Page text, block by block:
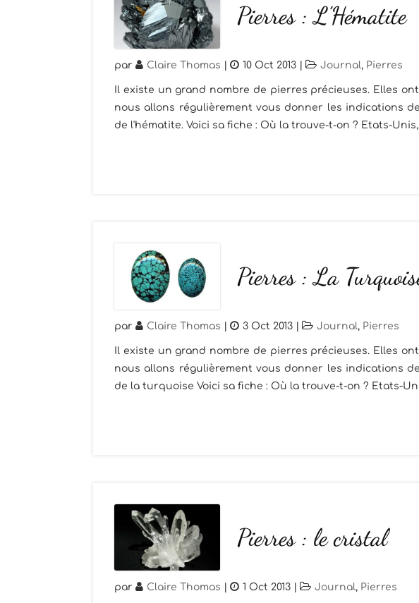
Pierres : L’Hématite
par Claire Thomas 10 Oct 2013 Journal, Pierres
Il existe un grand nombre de pierres précieuses. Elles
nous allons régulièrement vous donner les indications
de l'hématite. Voici sa fiche : Où la trouve-t-on ? Etats-
Pierres : La
par Claire Thomas 3 Oct 2013 Journal, Pierres
Il existe un grand nombre de pierres précieuses. Elles
nous allons régulièrement vous donner les indications
de la turquoise Voici sa fiche : Où la trouve-t-on ? Etats-
Pierres : le cristal
par Claire Thomas 1 Oct 2013 Journal, Pierres